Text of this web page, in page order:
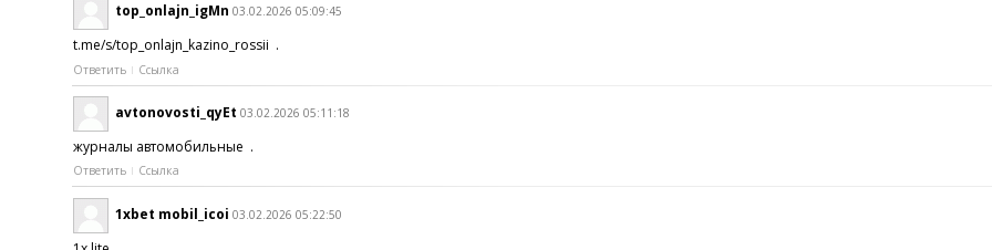
top_onlajn_igMn 03.02.2026 05:09:45
t.me/s/top_onlajn_kazino_rossii .
Ответить Ссылка
avtonovosti_qyEt 03.02.2026 05:11:18
журналы автомобильные .
Ответить Ссылка
1xbet mobil_icoi 03.02.2026 05:22:50